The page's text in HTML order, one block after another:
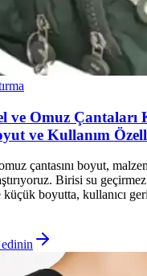
ve Omuz Çantaları
ve Kullanım
çantasını boyut,
Birisi su
boyutta, kullanıcı